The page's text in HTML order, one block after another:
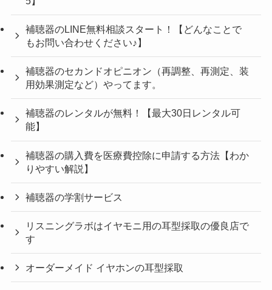
補聴器のLINE無料相談スタート！【どんなことで
もお問い合わせください♪】
補聴器のセカンドオピニオン（再調整、再測定、装
用効果測定など）やってます。
補聴器のレンタルが無料！【最大30日レンタル可
能】
補聴器の購入費を医療費控除に申請する方法【わか
りやすい解説】
補聴器の学割サービス
リスニングラボはイヤモニ用の耳型採取の優良店で
す
オーダーメイド イヤホンの耳型採取